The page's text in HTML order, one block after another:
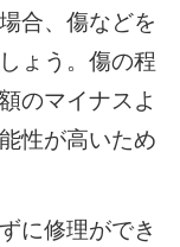
合、傷などを
ょう。傷の程
のマイナスよ
性が高いため
に修理ができ